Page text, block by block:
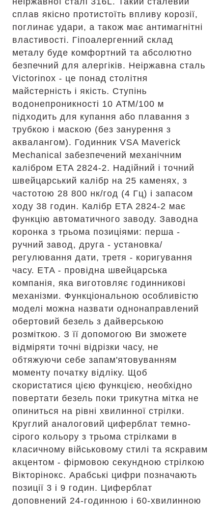
сплав якісно протистоїть впливу корозії,
поглинає удари, а також має антимагнітні
властивості. Гіпоалергенний склад
металу буде комфортний та абсолютно
безпечний для алергіків. Неіржавна сталь
Victorinox - це понад столітня
майстерність і якість. Ступінь
водонепроникності 10 АТМ/100 м
підходить для купання або плавання з
трубкою і маскою (без занурення з
аквалангом). Годинник VSA Maverick
Mechanical забезпечений механічним
калібром ETA 2824-2. Надійний і точний
швейцарський калібр на 25 каменях, з
частотою 28 800 нк/год (4 Гц) і запасом
ходу 38 годин. Калібр ETA 2824-2 має
функцію автоматичного заводу. Заводна
коронка з трьома позиціями: перша -
ручний завод, друга - установка/
регулювання дати, третя - коригування
часу. ETA - провідна швейцарська
компанія, яка виготовляє годинникові
механізми. Функціональною особливістю
моделі можна назвати однонаправлений
обертовий безель з дайверською
розміткою. З її допомогою Ви зможете
відміряти точні відрізки часу, не
обтяжуючи себе запам'ятовуванням
моменту початку відліку. Щоб
скористатися цією функцією, необхідно
повертати безель поки трикутна мітка не
опиниться на рівні хвилинної стрілки.
Круглий аналоговий циферблат темно-
сірого кольору з трьома стрілками в
класичному військовому стилі та яскравим
акцентом - фірмовою секундною стрілкою
Вікторінокс. Арабські цифри позначають
позиції 3 і 9 годин. Циферблат
доповнений 24-годинною і 60-хвилинною